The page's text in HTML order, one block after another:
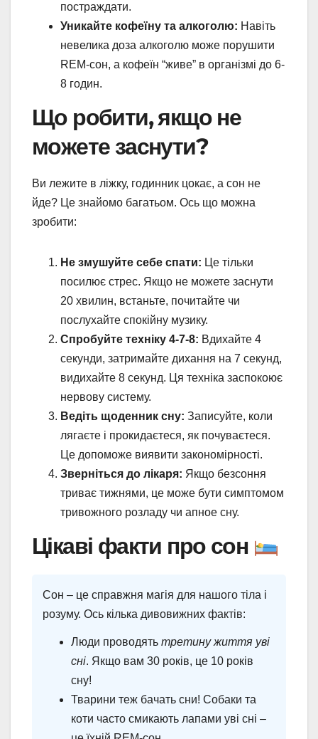
постраждати.
Уникайте кофеїну та алкоголю: Навіть
невелика доза алкоголю може порушити
REM-сон, а кофеїн “живе” в організмі до 6-
8 годин.
Що робити, якщо не
можете заснути?
Ви лежите в ліжку, годинник цокає, а сон не
йде? Це знайомо багатьом. Ось що можна
зробити:
Не змушуйте себе спати: Це тільки
посилює стрес. Якщо не можете заснути
20 хвилин, встаньте, почитайте чи
послухайте спокійну музику.
Спробуйте техніку 4-7-8: Вдихайте 4
секунди, затримайте дихання на 7 секунд,
видихайте 8 секунд. Ця техніка заспокоює
нервову систему.
Ведіть щоденник сну: Записуйте, коли
лягаєте і прокидаєтеся, як почуваєтеся.
Це допоможе виявити закономірності.
Зверніться до лікаря: Якщо безсоння
триває тижнями, це може бути симптомом
тривожного розладу чи апное сну.
Цікаві факти про сон
Сон – це справжня магія для нашого тіла і
розуму. Ось кілька дивовижних фактів:
Люди проводять третину життя уві
сні. Якщо вам 30 років, це 10 років
сну!
Тварини теж бачать сни! Собаки та
коти часто смикають лапами уві сні –